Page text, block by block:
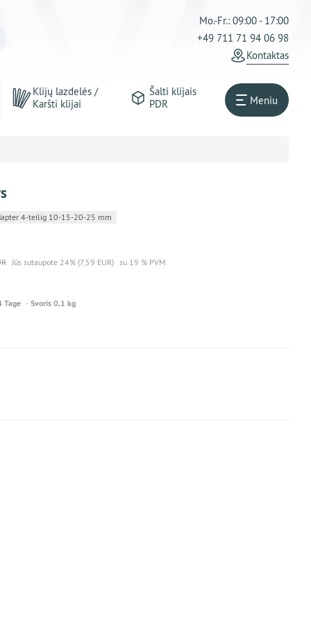
Mo.-Fr.: 09:00 - 17:00
+49 711 71 94 06 98
Kontaktas
Klijų lazdelės /
Karšti klijai
Šalti klijais
PDR
Meniu
4-teilig 10-15-20-25 mm
Jūs sutaupote 24% (7,59 EUR) su 19 % PVM
Tage Svoris 0,1 kg